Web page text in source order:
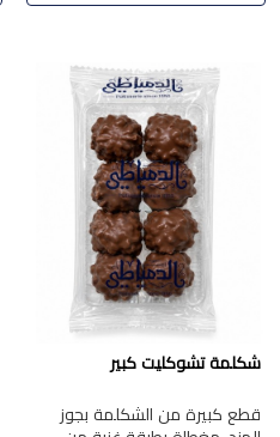
شكلمة تشوكليت كبير
قطع كبيرة من الشكلمة بجوز